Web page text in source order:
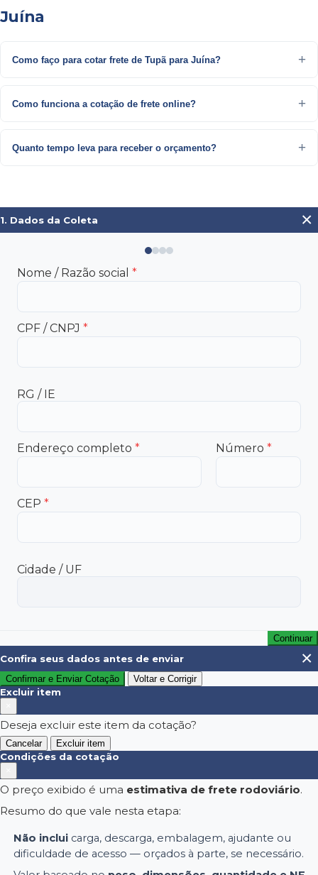
Juína
Como faço para cotar frete de Tupã para Juína?
Como funciona a cotação de frete online?
Quanto tempo leva para receber o orçamento?
1. Dados da Coleta ×
Nome / Razão social *
CPF / CNPJ *
RG / IE
Endereço completo * Número *
CEP *
Cidade / UF
Continuar
Confira seus dados antes de enviar ×
Confirmar e Enviar Cotação Voltar e Corrigir
Excluir item
Deseja excluir este item da cotação?
Cancelar Excluir item
Condições da cotação
O preço exibido é uma estimativa de frete rodoviário.
Resumo do que vale nesta etapa:
Não inclui carga, descarga, embalagem, ajudante ou
dificuldade de acesso — orçados à parte, se necessário.